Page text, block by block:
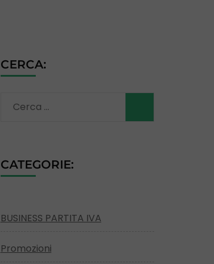
CERCA:
Ricerca
CATEGORIE:
BUSINESS PARTITA IVA
Promozioni